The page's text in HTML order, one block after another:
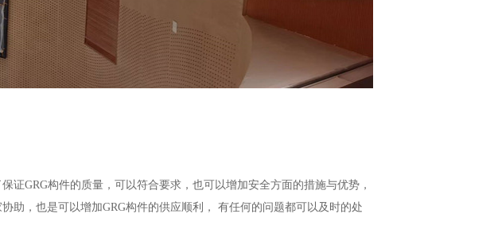
证GRG构件的质量，可以符合要求，也可以增加安全方面的措施与优势，
助，也是可以增加GRG构件的供应顺利， 有任何的问题都可以及时的处